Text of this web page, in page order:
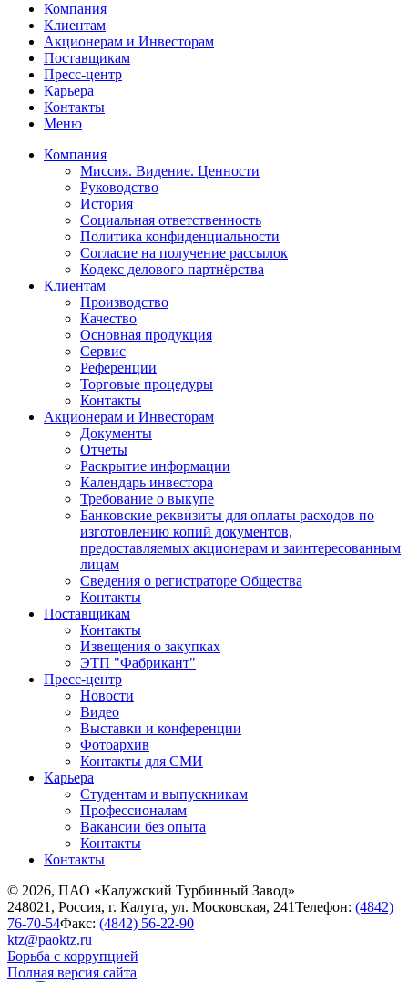
Компания
Клиентам
Акционерам и Инвесторам
Поставщикам
Пресс-центр
Карьера
Контакты
Меню
Компания
Миссия. Видение. Ценности
Руководство
История
Социальная ответственность
Политика конфиденциальности
Согласие на получение рассылок
Кодекс делового партнёрства
Клиентам
Производство
Качество
Основная продукция
Сервис
Референции
Торговые процедуры
Контакты
Акционерам и Инвесторам
Документы
Отчеты
Раскрытие информации
Календарь инвестора
Требование о выкупе
Банковские реквизиты для оплаты расходов по
изготовлению копий документов,
предоставляемых акционерам и заинтересованным
лицам
Сведения о регистраторе Общества
Контакты
Поставщикам
Контакты
Извещения о закупках
ЭТП "Фабрикант"
Пресс-центр
Новости
Видео
Выставки и конференции
Фотоархив
Контакты для СМИ
Карьера
Студентам и выпускникам
Профессионалам
Вакансии без опыта
Контакты
Контакты
© 2026, ПАО «Калужский Турбинный Завод»
248021, Россия, г. Калуга, ул. Московская, 241Телефон: (4842)
76-70-54Факс: (4842) 56-22-90
ktz@paoktz.ru
Борьба с коррупцией
Полная версия сайта